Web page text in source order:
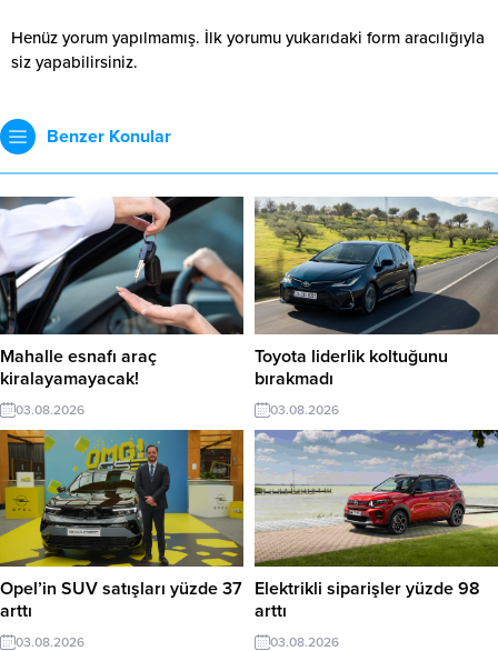
Henüz yorum yapılmamış. İlk yorumu yukarıdaki form aracılığıyla
siz yapabilirsiniz.
Benzer Konular
Mahalle esnafı araç
kiralayamayacak!
03.08.2026
Toyota liderlik koltuğunu
bırakmadı
03.08.2026
Opel’in SUV satışları yüzde 37
arttı
03.08.2026
Elektrikli siparişler yüzde 98
arttı
03.08.2026